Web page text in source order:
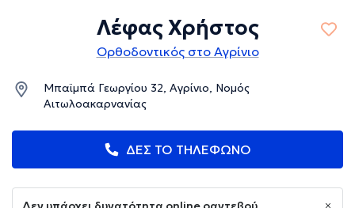
Λέφας Χρήστος
Ορθοδοντικός στο Αγρίνιο
Μπαϊμπά Γεωργίου 32, Αγρίνιο, Νομός
Αιτωλοακαρνανίας
ΔΕΣ ΤΟ ΤΗΛΕΦΩΝΟ